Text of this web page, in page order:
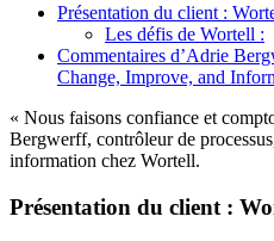
Présentation du client :
Les défis de Wortell :
Commentaires d’Adrie
Change, Improve, and
« Nous faisons confiance et
Bergwerff, contrôleur de
information chez Wortell.
Présentation du client :